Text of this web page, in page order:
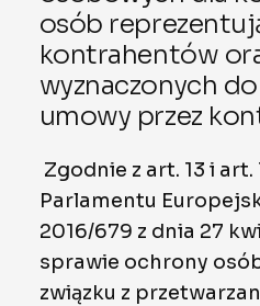
osób
kontrahentów
wyznaczonych
umowy przez
Zgodnie z art. 13 i
Parlamentu
2016/679 z dnia 27
sprawie ochrony
związku z